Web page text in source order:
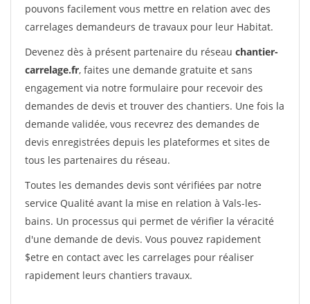
pouvons facilement vous mettre en relation avec des
carrelages demandeurs de travaux pour leur Habitat.
Devenez dès à présent partenaire du réseau chantier-
carrelage.fr, faites une demande gratuite et sans
engagement via notre formulaire pour recevoir des
demandes de devis et trouver des chantiers. Une fois la
demande validée, vous recevrez des demandes de
devis enregistrées depuis les plateformes et sites de
tous les partenaires du réseau.
Toutes les demandes devis sont vérifiées par notre
service Qualité avant la mise en relation à Vals-les-
bains. Un processus qui permet de vérifier la véracité
d'une demande de devis. Vous pouvez rapidement
$etre en contact avec les carrelages pour réaliser
rapidement leurs chantiers travaux.